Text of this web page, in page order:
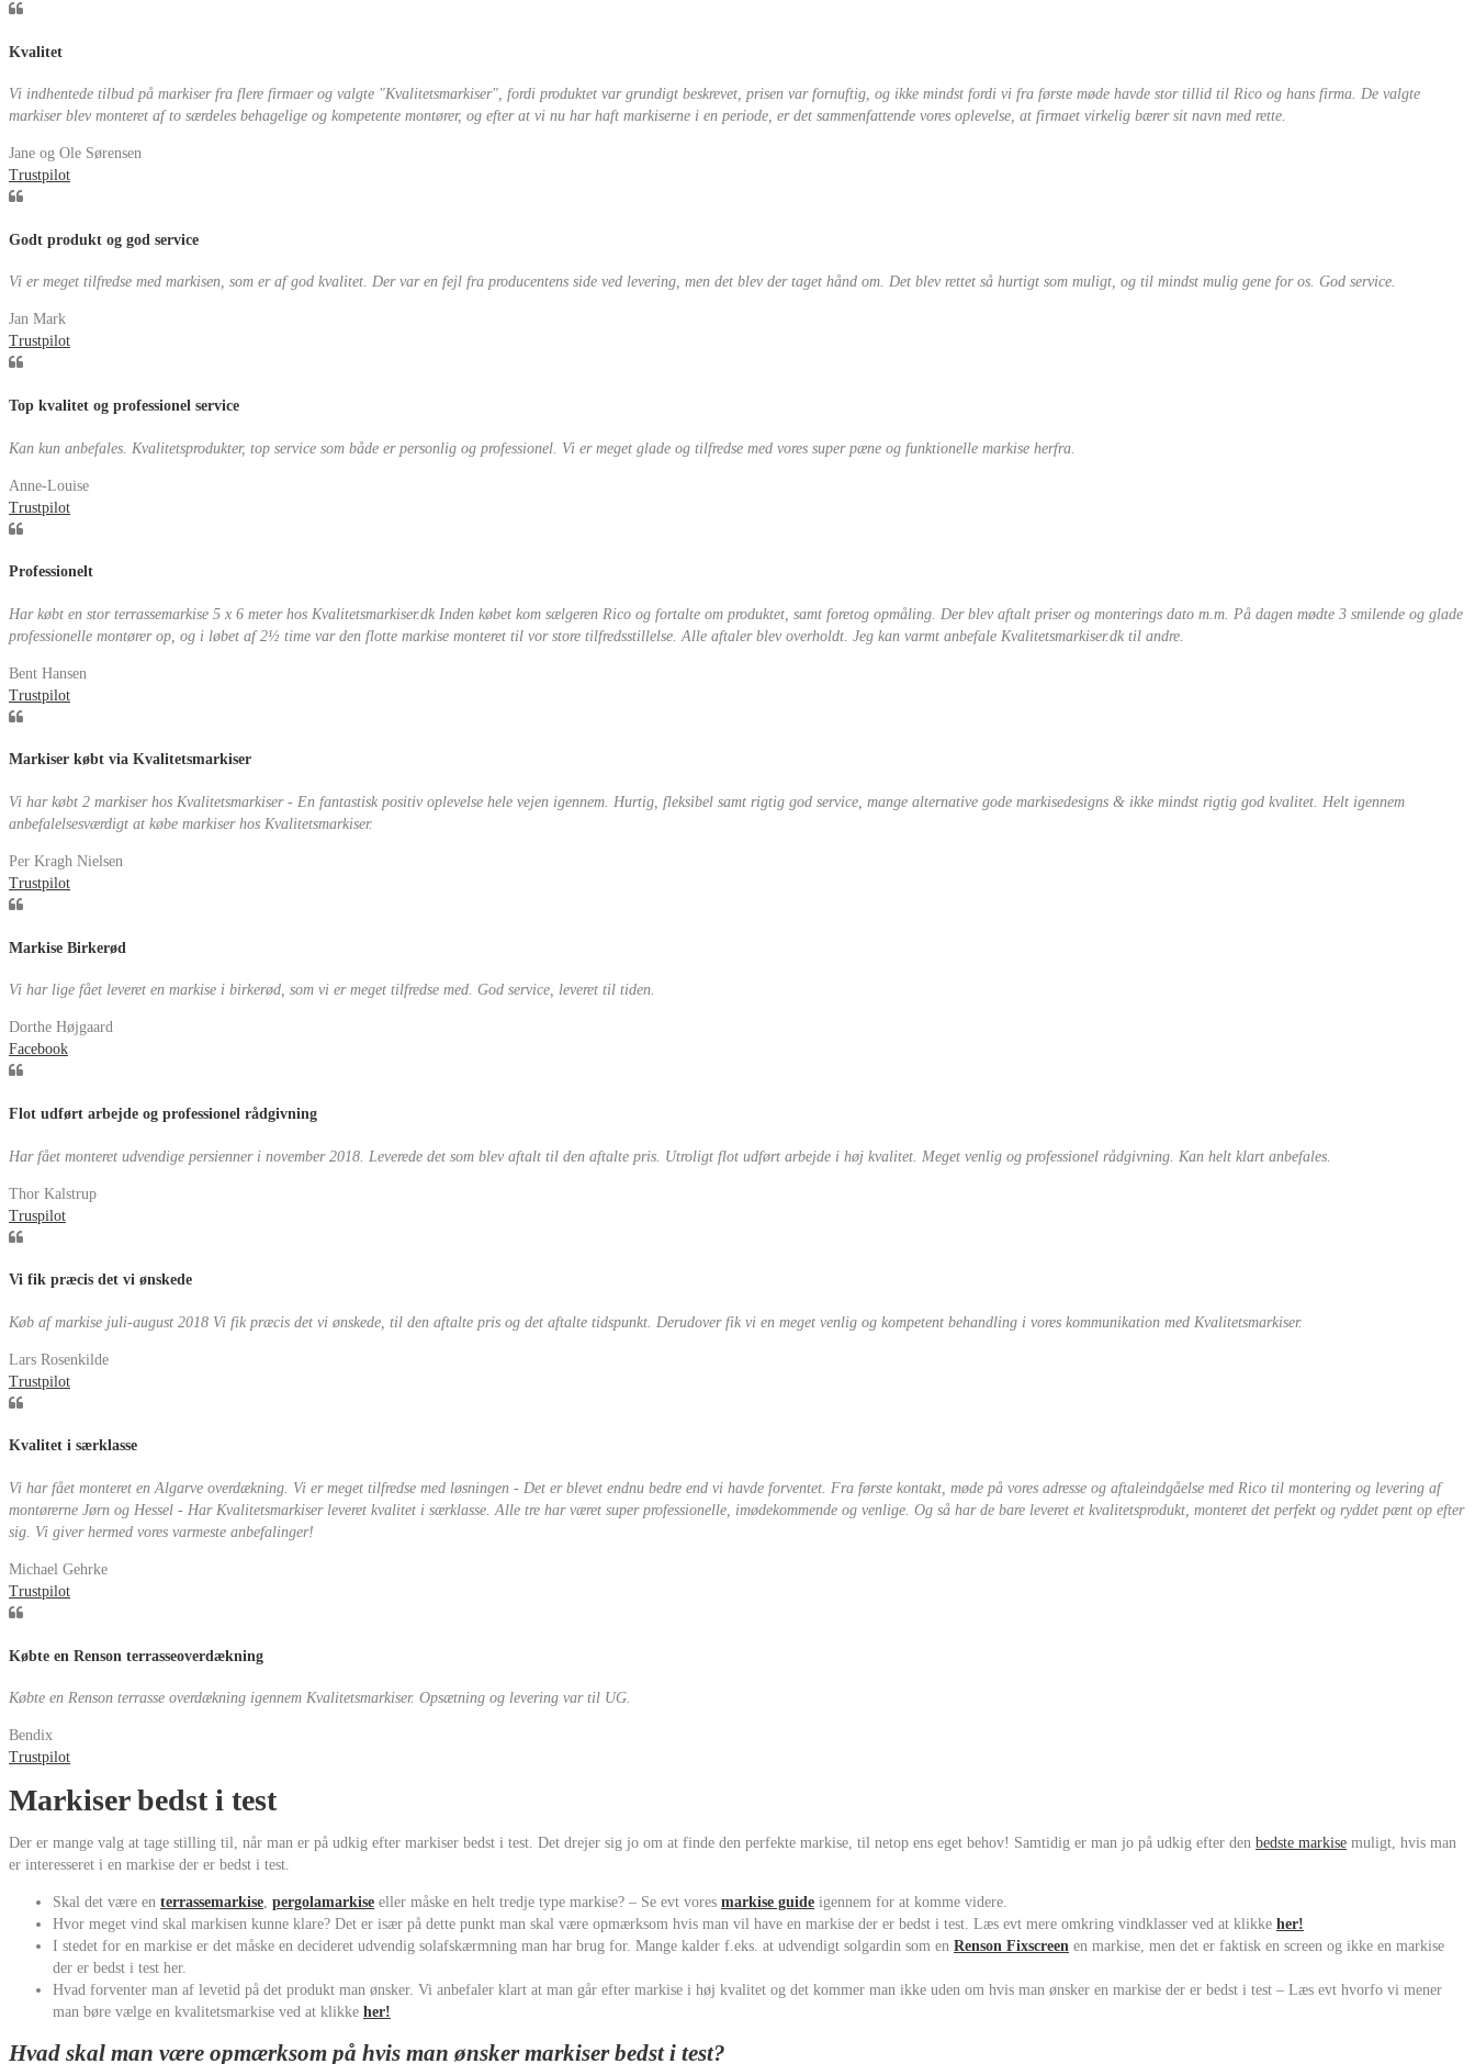
Kvalitet
Vi indhentede tilbud på markiser fra flere firmaer og valgte "Kvalitetsmarkiser", fordi produktet var grundigt beskrevet, prisen var fornuftig, og ikke mindst fordi vi fra første møde havde stor tillid til Rico og hans firma. De valgte
markiser blev monteret af to særdeles behagelige og kompetente montører, og efter at vi nu har haft markiserne i en periode, er det sammenfattende vores oplevelse, at firmaet virkelig bærer sit navn med rette.
Jane og Ole Sørensen
Trustpilot
Godt produkt og god service
Vi er meget tilfredse med markisen, som er af god kvalitet. Der var en fejl fra producentens side ved levering, men det blev der taget hånd om. Det blev rettet så hurtigt som muligt, og til mindst mulig gene for os. God service.
Jan Mark
Trustpilot
Top kvalitet og professionel service
Kan kun anbefales. Kvalitetsprodukter, top service som både er personlig og professionel. Vi er meget glade og tilfredse med vores super pæne og funktionelle markise herfra.
Anne-Louise
Trustpilot
Professionelt
Har købt en stor terrassemarkise 5 x 6 meter hos Kvalitetsmarkiser.dk Inden købet kom sælgeren Rico og fortalte om produktet, samt foretog opmåling. Der blev aftalt priser og monterings dato m.m. På dagen mødte 3 smilende og glade
professionelle montører op, og i løbet af 2½ time var den flotte markise monteret til vor store tilfredsstillelse. Alle aftaler blev overholdt. Jeg kan varmt anbefale Kvalitetsmarkiser.dk til andre.
Bent Hansen
Trustpilot
Markiser købt via Kvalitetsmarkiser
Vi har købt 2 markiser hos Kvalitetsmarkiser - En fantastisk positiv oplevelse hele vejen igennem. Hurtig, fleksibel samt rigtig god service, mange alternative gode markisedesigns & ikke mindst rigtig god kvalitet. Helt igennem
anbefalelsesværdigt at købe markiser hos Kvalitetsmarkiser.
Per Kragh Nielsen
Trustpilot
Markise Birkerød
Vi har lige fået leveret en markise i birkerød, som vi er meget tilfredse med. God service, leveret til tiden.
Dorthe Højgaard
Facebook
Flot udført arbejde og professionel rådgivning
Har fået monteret udvendige persienner i november 2018. Leverede det som blev aftalt til den aftalte pris. Utroligt flot udført arbejde i høj kvalitet. Meget venlig og professionel rådgivning. Kan helt klart anbefales.
Thor Kalstrup
Truspilot
Vi fik præcis det vi ønskede
Køb af markise juli-august 2018 Vi fik præcis det vi ønskede, til den aftalte pris og det aftalte tidspunkt. Derudover fik vi en meget venlig og kompetent behandling i vores kommunikation med Kvalitetsmarkiser.
Lars Rosenkilde
Trustpilot
Kvalitet i særklasse
Vi har fået monteret en Algarve overdækning. Vi er meget tilfredse med løsningen - Det er blevet endnu bedre end vi havde forventet. Fra første kontakt, møde på vores adresse og aftaleindgåelse med Rico til montering og levering af
montørerne Jørn og Hessel - Har Kvalitetsmarkiser leveret kvalitet i særklasse. Alle tre har været super professionelle, imødekommende og venlige. Og så har de bare leveret et kvalitetsprodukt, monteret det perfekt og ryddet pænt op efter
sig. Vi giver hermed vores varmeste anbefalinger!
Michael Gehrke
Trustpilot
Købte en Renson terrasseoverdækning
Købte en Renson terrasse overdækning igennem Kvalitetsmarkiser. Opsætning og levering var til UG.
Bendix
Trustpilot
Markiser bedst i test
Der er mange valg at tage stilling til, når man er på udkig efter markiser bedst i test. Det drejer sig jo om at finde den perfekte markise, til netop ens eget behov! Samtidig er man jo på udkig efter den bedste markise muligt, hvis man
er interesseret i en markise der er bedst i test.
Skal det være en terrassemarkise pergolamarkise eller måske en helt tredje type markise? – Se evt vores markise guide igennem for at komme videre.
Hvor meget vind skal markisen kunne klare? Det er især på dette punkt man skal være opmærksom hvis man vil have en markise der er bedst i test. Læs evt mere omkring vindklasser ved at klikke her!
I stedet for en markise er det måske en decideret udvendig solafskærmning man har brug for. Mange kalder f.eks. at udvendigt solgardin som en Renson Fixscreen en markise, men det er faktisk en screen og ikke en markise
der er bedst i test her.
Hvad forventer man af levetid på det produkt man ønsker. Vi anbefaler klart at man går efter markise i høj kvalitet og det kommer man ikke uden om hvis man ønsker en markise der er bedst i test – Læs evt hvorfo vi mener
man børe vælge en kvalitetsmarkise ved at klikke her!
Hvad skal man være opmærksom på hvis man ønsker markiser bedst i test?